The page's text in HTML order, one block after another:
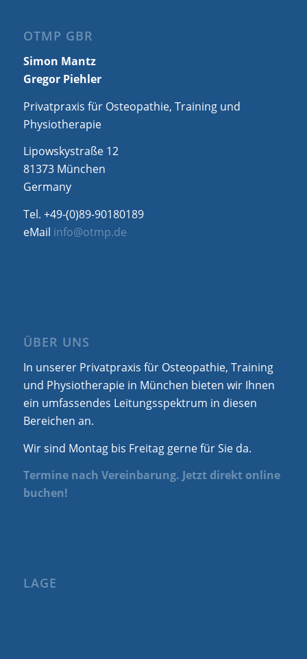
OTMP GBR
Simon Mantz
Gregor Piehler
Privatpraxis für Osteopathie, Training und
Physiotherapie
Lipowskystraße 12
81373 München
Germany
Tel. +49-(0)89-90180189
eMail info@otmp.de
ÜBER UNS
In unserer Privatpraxis für Osteopathie, Training
und Physiotherapie in München bieten wir Ihnen
ein umfassendes Leitungsspektrum in diesen
Bereichen an.
Wir sind Montag bis Freitag gerne für Sie da.
Termine nach Vereinbarung. Jetzt direkt online
buchen!
LAGE